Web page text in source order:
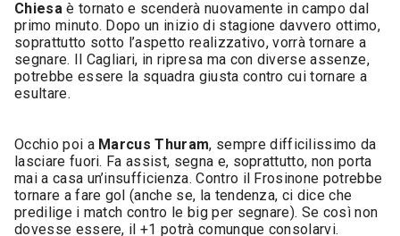
Chiesaè tornato e scenderà nuovamente in campo dal
primo minuto. Dopo un inizio di stagione davvero ottimo,
soprattutto sotto l’aspetto realizzativo, vorrà tornare a
segnare. Il Cagliari, in ripresa ma con diverse assenze,
potrebbe essere la squadra giusta contro cui tornare a
esultare.
Occhio poi a Marcus Thuram, sempre difficilissimo da
lasciare fuori. Fa assist, segna e, soprattutto, non porta
mai a casa un’insufficienza. Contro il Frosinone potrebbe
tornare a fare gol (anche se, la tendenza, ci dice che
predilige i match contro le big per segnare). Se così non
dovesse essere, il +1 potrà comunque consolarvi.